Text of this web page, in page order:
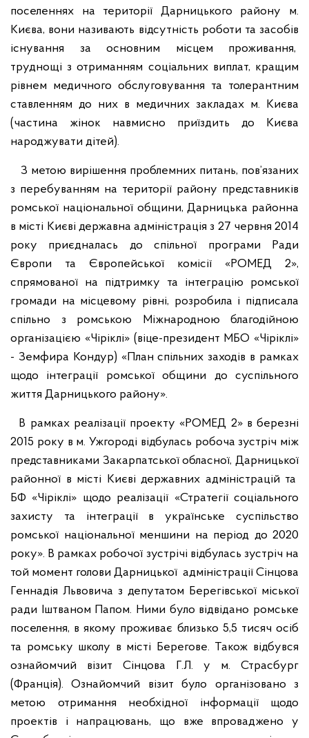
поселеннях на території Дарницького району м.
Києва, вони називають відсутність роботи та засобів
існування за основним місцем проживання,
труднощі з отриманням соціальних виплат, кращим
рівнем медичного обслуговування та толерантним
ставленням до них в медичних закладах м. Києва
(частина жінок навмисно приїздить до Києва
народжувати дітей).
З метою вирішення проблемних питань, пов’язаних
з перебуванням на території району представників
ромської національної общини, Дарницька районна
в місті Києві державна адміністрація з 27 червня 2014
року приєдналась до спільної програми Ради
Європи та Європейської комісії «РОМЕД 2»,
спрямованої на підтримку та інтеграцію ромської
громади на місцевому рівні, розробила і підписала
спільно з ромською Міжнародною благодійною
організацією «Чіріклі» (віце-президент МБО «Чіріклі»
- Земфира Кондур) «План спільних заходів в рамках
щодо інтеграції ромської общини до суспільного
життя Дарницького району».
В рамках реалізації проекту «РОМЕД 2» в березні
2015 року в м. Ужгороді відбулась робоча зустріч між
представниками Закарпатської обласної, Дарницької
районної в місті Києві державних адміністрацій та
БФ «Чіріклі» щодо реалізації «Стратегії соціального
захисту та інтеграції в українське суспільство
ромської національної меншини на період до 2020
року». В рамках робочої зустрічі відбулась зустріч на
той момент голови Дарницької адміністрації Сінцова
Геннадія Львовича з депутатом Берегівської міської
ради Іштваном Папом. Ними було відвідано ромське
поселення, в якому проживає близько 5,5 тисяч осіб
та ромську школу в місті Берегове. Також відбувся
ознайомчий візит Сінцова Г.Л. у м. Страсбург
(Франція). Ознайомчий візит було організовано з
метою отримання необхідної інформації щодо
проектів і напрацювань, що вже впроваджено у